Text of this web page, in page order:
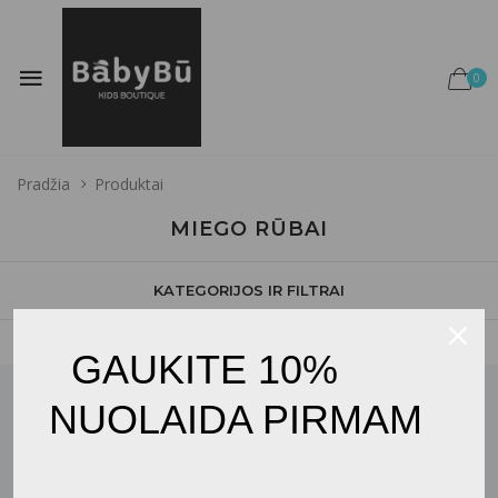
0
Pradžia Produktai
MIEGO RŪBAI
KATEGORIJOS IR FILTRAI
JŪSŲ EL. PAŠTAS
GAUKITE 10%
NUOLAIDA PIRMAM